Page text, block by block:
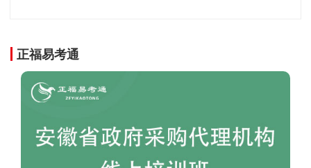
正福易考通